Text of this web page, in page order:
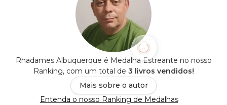
Rhadames Albuquerque é Medalha Estreante no nosso
Ranking, com um total de 3 livros vendidos!
Mais sobre o autor
Entenda o nosso Ranking de Medalhas